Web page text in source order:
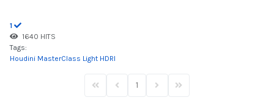
1
1640 HITS
Tags:
Houdini MasterClass Light HDRI
First PagePrevious Page
1 Next PageLast Page